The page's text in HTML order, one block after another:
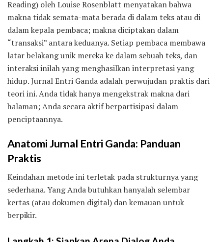
Reading) oleh Louise Rosenblatt menyatakan bahwa
makna tidak semata-mata berada di dalam teks atau di
dalam kepala pembaca; makna diciptakan dalam
“transaksi” antara keduanya. Setiap pembaca membawa
latar belakang unik mereka ke dalam sebuah teks, dan
interaksi inilah yang menghasilkan interpretasi yang
hidup. Jurnal Entri Ganda adalah perwujudan praktis dari
teori ini. Anda tidak hanya mengekstrak makna dari
halaman; Anda secara aktif berpartisipasi dalam
penciptaannya.
Anatomi Jurnal Entri Ganda: Panduan
Praktis
Keindahan metode ini terletak pada strukturnya yang
sederhana. Yang Anda butuhkan hanyalah selembar
kertas (atau dokumen digital) dan kemauan untuk
berpikir.